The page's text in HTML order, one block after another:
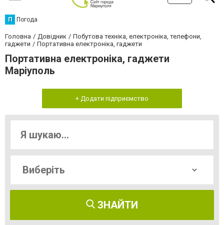
П Погода
Головна Довідник
Побутова техніка, електроніка, телефони,
гаджети
Портативна електроніка, гаджети
Портативна електроніка, гаджети
Маріуполь
+ Додати підприємство
ЗНАЙТИ